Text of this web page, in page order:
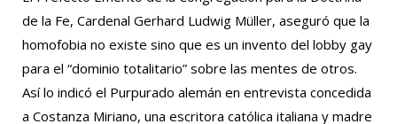
de la Fe, Cardenal Gerhard Ludwig Müller, aseguró que la
homofobia no existe sino que es un invento del lobby gay
para el “dominio totalitario” sobre las mentes de otros.
Así lo indicó el Purpurado alemán en entrevista concedida
a Costanza Miriano, una escritora católica italiana y madre